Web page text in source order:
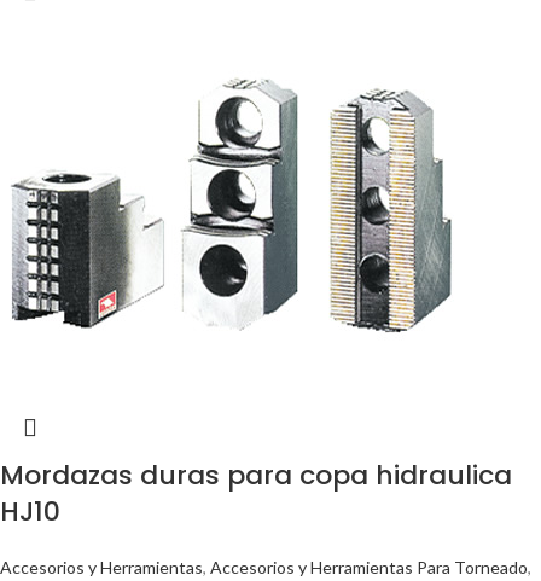
Mordazas duras para copa hidraulica
HJ10
Accesorios y Herramientas, Accesorios y Herramientas Para Torneado,